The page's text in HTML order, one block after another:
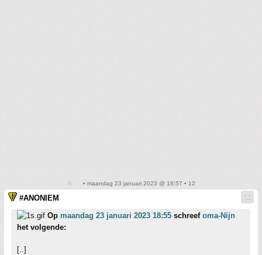
• maandag 23 januari 2023 @ 18:57 • 12
#ANONIEM
Op maandag 23 januari 2023 18:55 schreef oma-Nijn
het volgende:
[..]